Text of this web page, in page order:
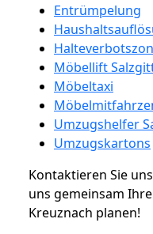
Entrümpelung
Möbellift
Möbeltaxi
Umzugshelfer
Umzugskartons
Kontaktieren Sie
uns gemeinsam
Kreuznach planen!